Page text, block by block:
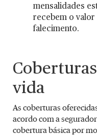
mensalidades
recebem o valor
falecimento.
vida
As coberturas
acordo com a
cobertura básica por